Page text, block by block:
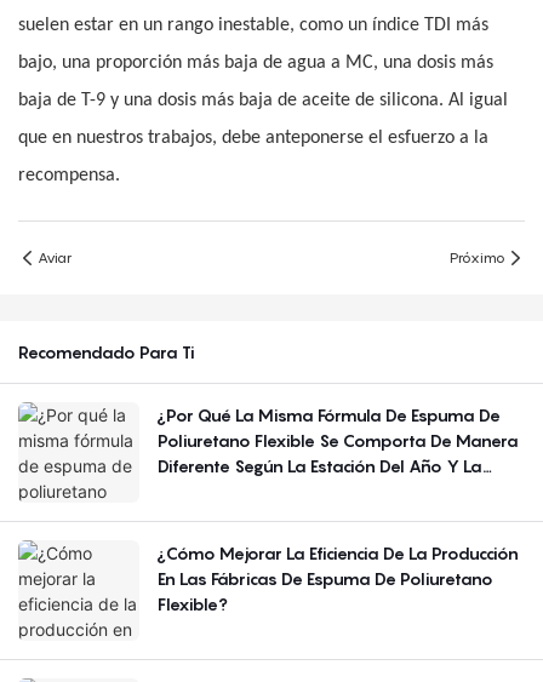
suelen estar en un rango inestable, como un índice TDI más
bajo, una proporción más baja de agua a MC, una dosis más
baja de T-9 y una dosis más baja de aceite de silicona. Al igual
que en nuestros trabajos, debe anteponerse el esfuerzo a la
recompensa.
Aviar Próximo
Recomendado Para Ti
¿Por Qué La Misma Fórmula De Espuma De
Poliuretano Flexible Se Comporta De Manera
Diferente Según La Estación Del Año Y La
¿Cómo Mejorar La Eficiencia De La Producción
En Las Fábricas De Espuma De Poliuretano
Flexible?